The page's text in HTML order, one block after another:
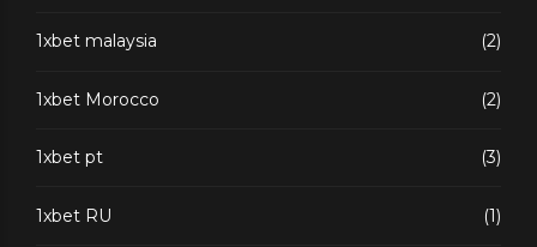
1xbet malaysia (2)
1xbet Morocco (2)
1xbet pt (3)
1xbet RU (1)